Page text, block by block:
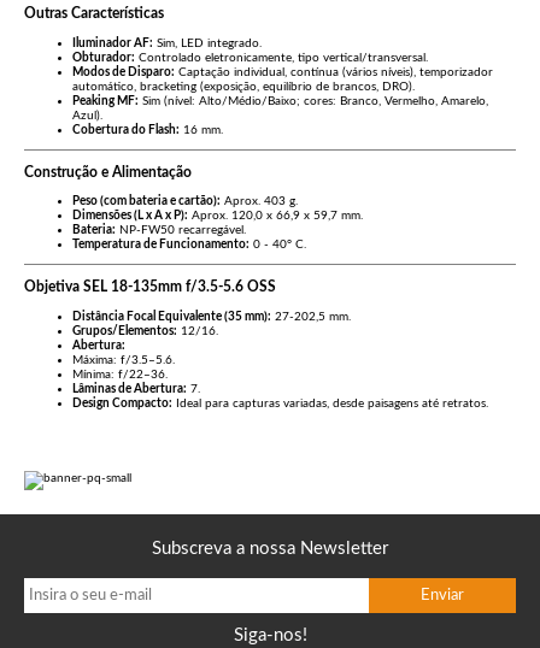
Outras Características
Iluminador AF: Sim, LED integrado.
Obturador: Controlado eletronicamente, tipo vertical/transversal.
Modos de Disparo: Captação individual, contínua (vários níveis), temporizador
automático, bracketing (exposição, equilíbrio de brancos, DRO).
Peaking MF: Sim (nível: Alto/Médio/Baixo; cores: Branco, Vermelho, Amarelo,
Azul).
Cobertura do Flash: 16 mm.
Construção e Alimentação
Peso (com bateria e cartão): Aprox. 403 g.
Dimensões (L x A x P): Aprox. 120,0 x 66,9 x 59,7 mm.
Bateria: NP-FW50 recarregável.
Temperatura de Funcionamento: 0 - 40° C.
Objetiva SEL 18-135mm f/3.5-5.6 OSS
Distância Focal Equivalente (35 mm): 27-202,5 mm.
Grupos/Elementos: 12/16.
Abertura:
Máxima: f/3.5–5.6.
Mínima: f/22–36.
Lâminas de Abertura: 7.
Design Compacto: Ideal para capturas variadas, desde paisagens até retratos.
Subscreva a nossa Newsletter
Siga-nos!